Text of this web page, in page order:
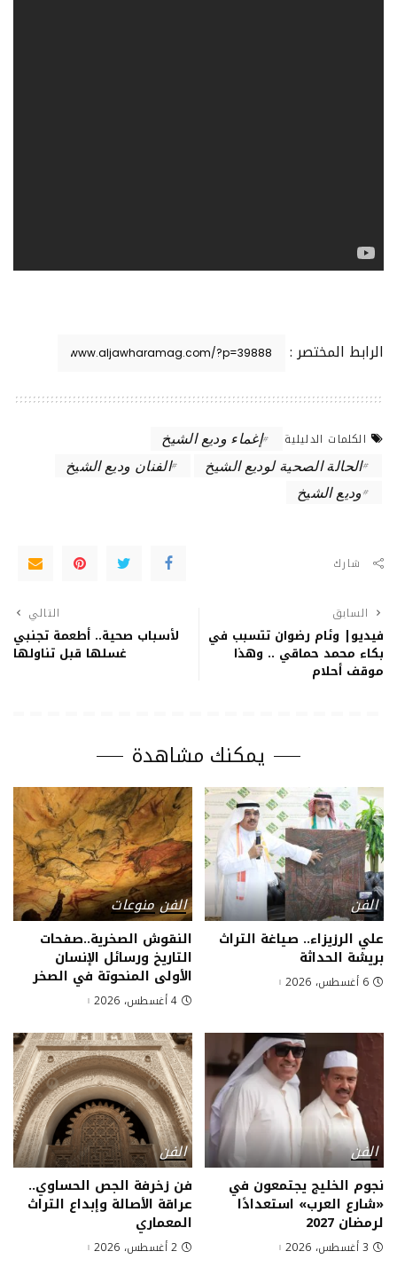
الرابط المختصر :
الكلمات الدليلية
إغماء وديع الشيخ
الحالة الصحية لوديع الشيخ
الفنان وديع الشيخ
وديع الشيخ
شارك
السابق
فيديو| وئام رضوان تتسبب في
بكاء محمد حماقي .. وهذا
موقف أحلام
التالي
لأسباب صحية.. أطعمة تجنبي
غسلها قبل تناولها
يمكنك مشاهدة
الفن
علي الرزيزاء.. صياغة التراث
بريشة الحداثة
6 أغسطس، 2026
الفنمنوعات
النقوش الصخرية..صفحات
التاريخ ورسائل الإنسان
الأولى المنحوتة في الصخر
4 أغسطس، 2026
الفن
نجوم الخليج يجتمعون في
«شارع العرب» استعدادًا
لرمضان 2027
3 أغسطس، 2026
الفن
فن زخرفة الجص الحساوي..
عراقة الأصالة وإبداع التراث
المعماري
2 أغسطس، 2026